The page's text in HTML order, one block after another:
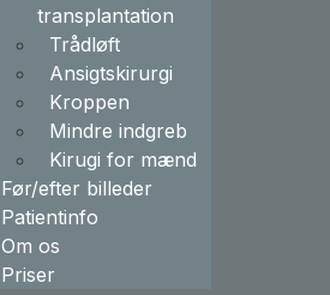
transplantation
Trådløft
Ansigtskirurgi
Kroppen
Mindre indgreb
Kirugi for mænd
Før/efter billeder
Patientinfo
Om os
Priser